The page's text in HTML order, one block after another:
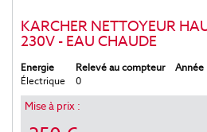
KARCHER NETTOYEUR
230V - EAU CHAUDE
Energie
Électrique
Relevé au compteur
0
Année
Mise à prix :